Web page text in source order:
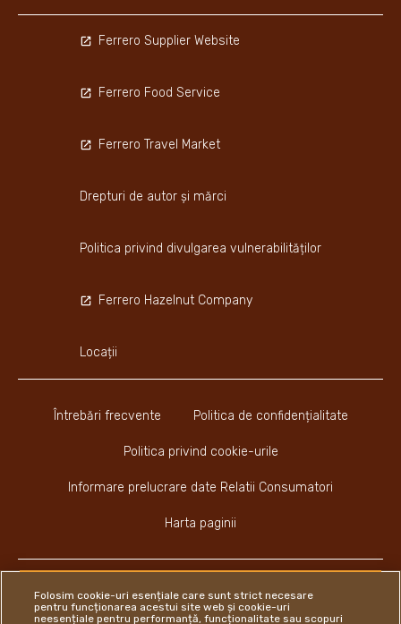
Întrebări frecvente Politica de confidențialitate
Politica privind cookie-urile
Informare prelucrare date Relatii Consumatori
Harta paginii
Ferrero Supplier Website
Ferrero Food Service
Ferrero Travel Market
Drepturi de autor și mărci
Politica privind divulgarea vulnerabilităților
Ferrero Hazelnut Company
Locații
Folosim cookie-uri esențiale care sunt strict necesare
pentru funcționarea acestui site web și cookie-uri
neesențiale pentru performanță, funcționalitate sau scopuri